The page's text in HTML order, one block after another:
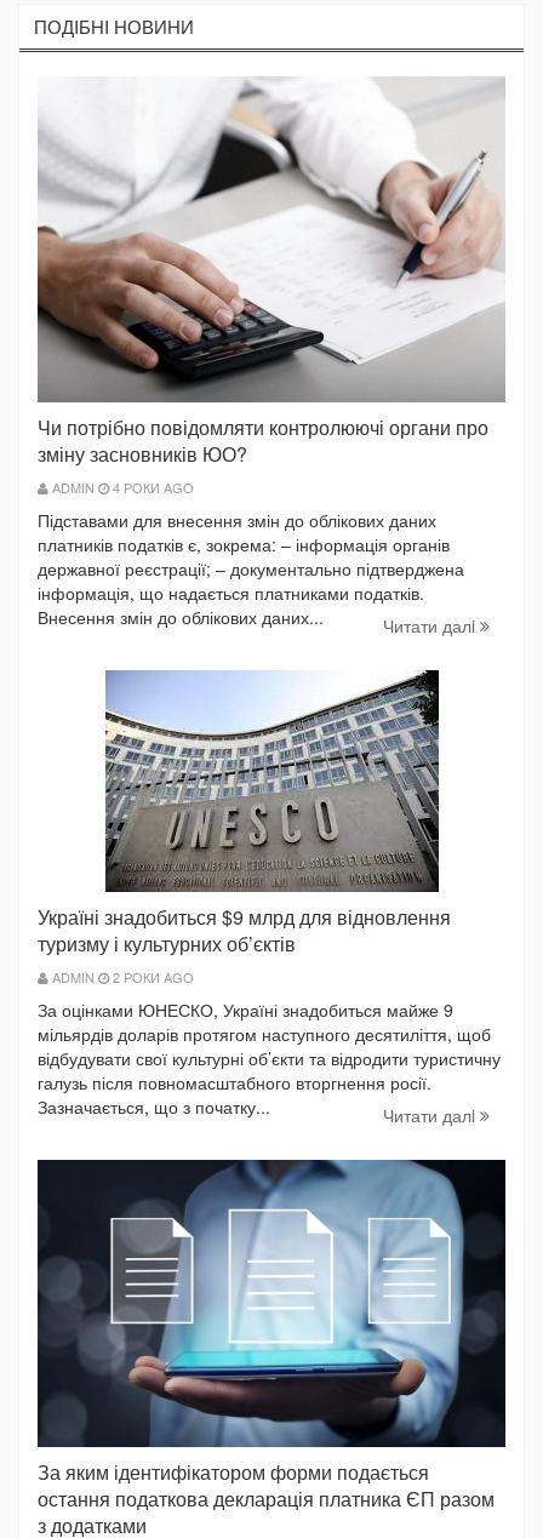
ПОДIБНI НОВИНИ
Чи потрібно повідомляти контролюючі органи про
зміну засновників ЮО?
ADMIN 4 РОКИ AGO
Підставами для внесення змін до облікових даних
платників податків є, зокрема: – інформація органів
державної реєстрації; – документально підтверджена
інформація, що надається платниками податків.
Внесення змін до облікових даних...
Читати далi
Україні знадобиться $9 млрд для відновлення
туризму і культурних об’єктів
ADMIN 2 РОКИ AGO
За оцінками ЮНЕСКО, Україні знадобиться майже 9
мільярдів доларів протягом наступного десятиліття, щоб
відбудувати свої культурні об’єкти та відродити туристичну
галузь після повномасштабного вторгнення росії.
Зазначається, що з початку...
Читати далi
За яким ідентифікатором форми подається
остання податкова декларація платника ЄП разом
з додатками